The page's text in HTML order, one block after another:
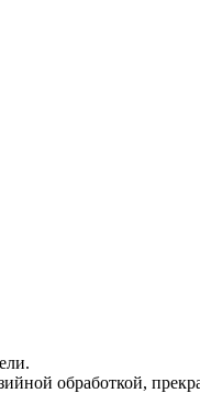
обработкой,